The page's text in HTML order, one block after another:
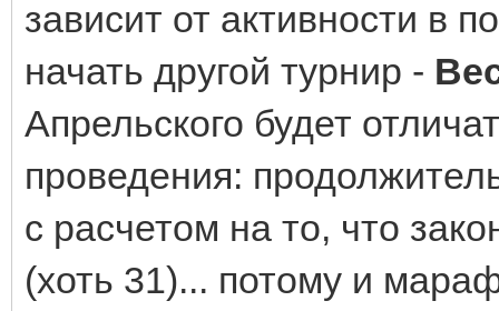
зависит от активности в
начать другой турнир -
Апрельского будет
проведения:
с расчетом на то, что
(хоть 31)... потому и